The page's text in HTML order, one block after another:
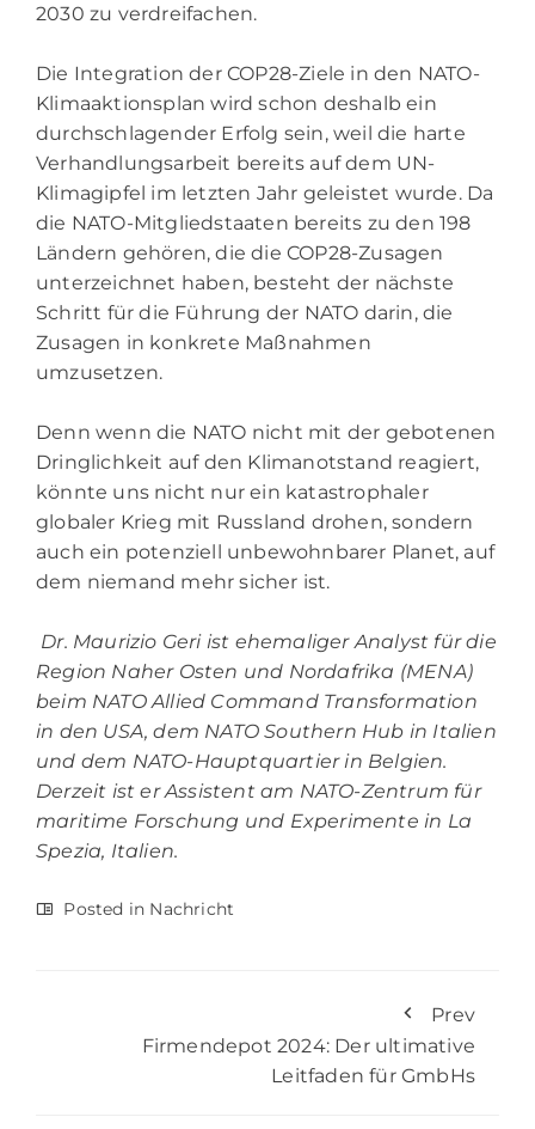
2030 zu verdreifachen.
Die Integration der COP28-Ziele in den NATO-
Klimaaktionsplan wird schon deshalb ein
durchschlagender Erfolg sein, weil die harte
Verhandlungsarbeit bereits auf dem UN-
Klimagipfel im letzten Jahr geleistet wurde. Da
die NATO-Mitgliedstaaten bereits zu den 198
Ländern gehören, die die COP28-Zusagen
unterzeichnet haben, besteht der nächste
Schritt für die Führung der NATO darin, die
Zusagen in konkrete Maßnahmen
umzusetzen.
Denn wenn die NATO nicht mit der gebotenen
Dringlichkeit auf den Klimanotstand reagiert,
könnte uns nicht nur ein katastrophaler
globaler Krieg mit Russland drohen, sondern
auch ein potenziell unbewohnbarer Planet, auf
dem niemand mehr sicher ist.
Dr. Maurizio Geri ist ehemaliger Analyst für die
Region Naher Osten und Nordafrika (MENA)
beim NATO Allied Command Transformation
in den USA, dem NATO Southern Hub in Italien
und dem NATO-Hauptquartier in Belgien.
Derzeit ist er Assistent am NATO-Zentrum für
maritime Forschung und Experimente in La
Spezia, Italien.
Posted in Nachricht
Prev
Firmendepot 2024: Der ultimative
Leitfaden für GmbHs